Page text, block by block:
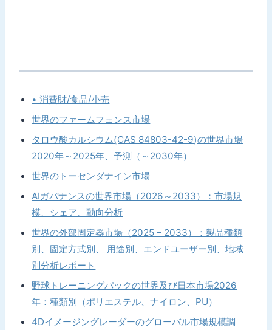
• 消費財/食品/小売
世界のファームフェンス市場
タロウ酸カルシウム(CAS 84803-42-9)の世界市場
2020年～2025年、予測（～2030年）
世界のトーセンダナイン市場
AIガバナンスの世界市場（2026～2033）：市場規
模、シェア、動向分析
世界の外部固定器市場（2025 – 2033）：製品種類
別、固定方式別、 用途別、エンドユーザー別、地域
別分析レポート
野球トレーニングパックの世界及び日本市場2026
年：種類別（ポリエステル、ナイロン、PU）
4Dイメージングレーダーのグローバル市場規模調